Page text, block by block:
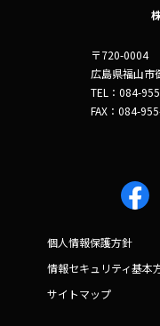
〒720-0004
広島県福山市
TEL：084-
FAX：084-
個人情報保護方針
情報セキュリティ基本
サイトマップ